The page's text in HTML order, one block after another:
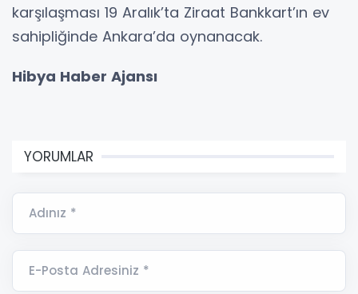
karşılaşması 19 Aralık’ta Ziraat Bankkart’ın ev
sahipliğinde Ankara’da oynanacak.
Hibya Haber Ajansı
YORUMLAR
Adınız *
E-Posta Adresiniz *